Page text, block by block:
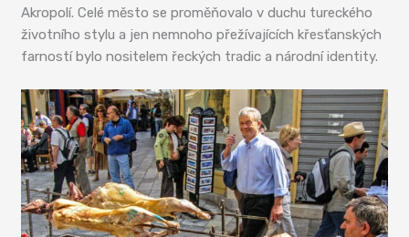
Akropolí. Celé město se proměňovalo v duchu tureckého
životního stylu a jen nemnoho přežívajících křesťanských
farností bylo nositelem řeckých tradic a národní identity.